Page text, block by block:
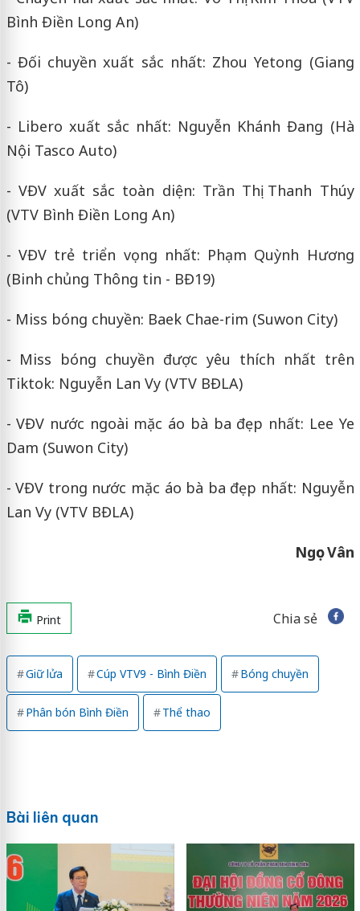
Bình Điền Long An)
- Đối chuyền xuất sắc nhất: Zhou Yetong (Giang
Tô)
- Libero xuất sắc nhất: Nguyễn Khánh Đang (Hà
Nội Tasco Auto)
- VĐV xuất sắc toàn diện: Trần Thị Thanh Thúy
(VTV Bình Điền Long An)
- VĐV trẻ triển vọng nhất: Phạm Quỳnh Hương
(Binh chủng Thông tin - BĐ19)
- Miss bóng chuyền: Baek Chae-rim (Suwon City)
- Miss bóng chuyền được yêu thích nhất trên
Tiktok: Nguyễn Lan Vy (VTV BĐLA)
- VĐV nước ngoài mặc áo bà ba đẹp nhất: Lee Ye
Dam (Suwon City)
- VĐV trong nước mặc áo bà ba đẹp nhất: Nguyễn
Lan Vy (VTV BĐLA)
Ngọc Vân
Print Chia sẻ
Giữ lửa Cúp VTV9 - Bình Điền Bóng chuyền
Phân bón Bình Điền Thể thao
Bài liên quan